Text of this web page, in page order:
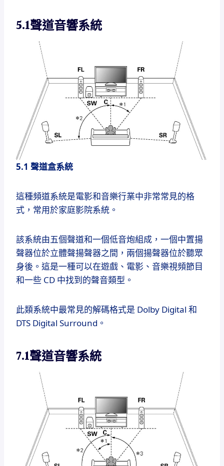
5.1聲道音響系統
5.1 聲道盒系統
這種頻道系統是電影和音樂行業中非常常見的格
式，常用於家庭影院系統。
該系統由五個聲道和一個低音炮組成，一個中置揚
聲器位於立體聲揚聲器之間，兩個揚聲器位於聽眾
身後。 這是一種可以在遊戲、電影、音樂視頻節目
和一些 CD 中找到的聲音類型。
此類系統中最常見的解碼格式是 Dolby Digital 和
DTS Digital Surround。
7.1聲道音響系統